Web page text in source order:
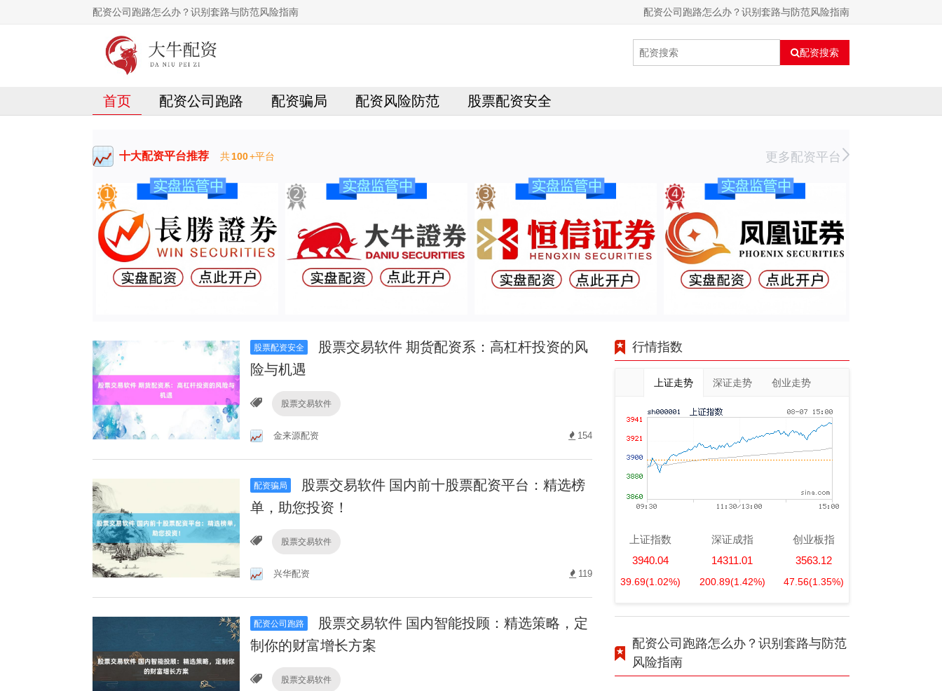
配资公司跑路怎么办？识别套路与防范风险指南 配资公司跑路怎么办？识别套路与防范风险指南
配资搜索
首页 配资公司跑路 配资骗局 配资风险防范 股票配资安全
十大配资平台推荐 共100+平台 更多配资平台
股票配资安全
股票交易软件 期货配资系：高杠杆投资的风
险与机遇
股票交易软件
金来源配资 154
配资骗局
股票交易软件 国内前十股票配资平台：精选榜
单，助您投资！
股票交易软件
兴华配资 119
配资公司跑路
股票交易软件 国内智能投顾：精选策略，定
制你的财富增长方案
股票交易软件
行情指数
上证走势 深证走势 创业走势
上证指数
3940.04
39.69(1.02%)
深证成指
14311.01
200.89(1.42%)
创业板指
3563.12
47.56(1.35%)
配资公司跑路怎么办？识别套路与防范
风险指南